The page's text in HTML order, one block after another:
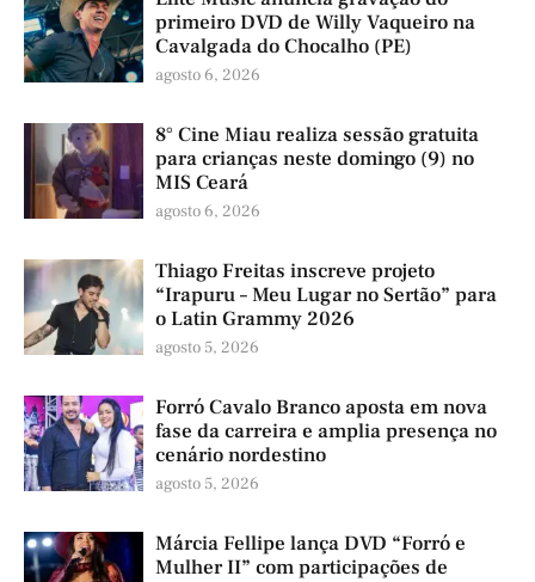
primeiro DVD de Willy Vaqueiro na
Cavalgada do Chocalho (PE)
agosto 6, 2026
8° Cine Miau realiza sessão gratuita
para crianças neste domingo (9) no
MIS Ceará
agosto 6, 2026
Thiago Freitas inscreve projeto
“Irapuru – Meu Lugar no Sertão” para
o Latin Grammy 2026
agosto 5, 2026
Forró Cavalo Branco aposta em nova
fase da carreira e amplia presença no
cenário nordestino
agosto 5, 2026
Márcia Fellipe lança DVD “Forró e
Mulher II” com participações de